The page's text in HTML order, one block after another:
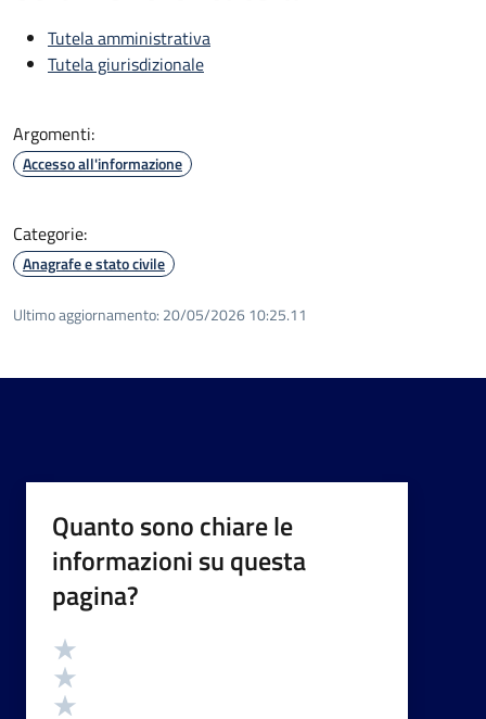
Tutela amministrativa
Tutela giurisdizionale
Argomenti:
Accesso all'informazione
Categorie:
Anagrafe e stato civile
Ultimo aggiornamento: 20/05/2026 10:25.11
Quanto sono chiare le
informazioni su questa
pagina?
Valutazione